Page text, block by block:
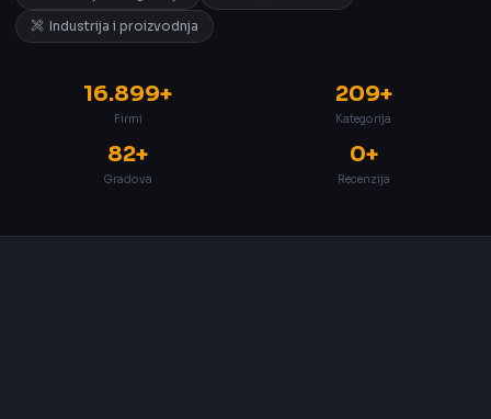
Industrija i proizvodnja
16.899+
Firmi
209+
Kategorija
82+
Gradova
0+
Recenzija